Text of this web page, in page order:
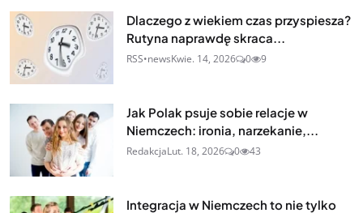
Dlaczego z wiekiem czas przyspiesza?
Rutyna naprawdę skraca...
RSS•newsKwie. 14, 2026 0 9
Jak Polak psuje sobie relacje w
Niemczech: ironia, narzekanie,...
RedakcjaLut. 18, 2026 0 43
Integracja w Niemczech to nie tylko